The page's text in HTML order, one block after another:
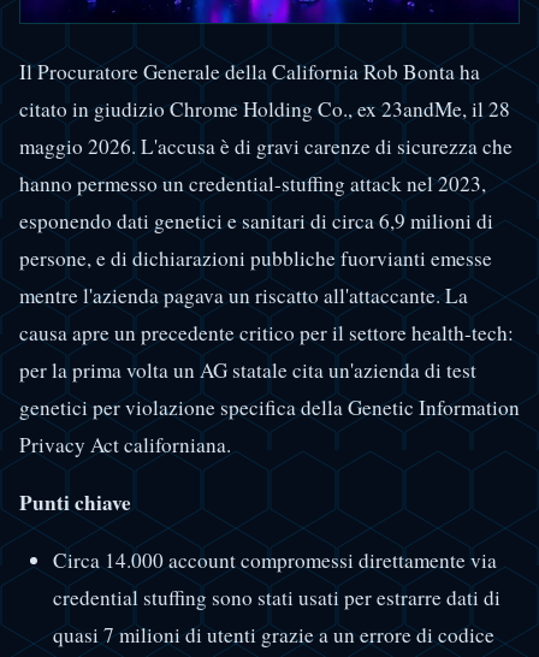
Il Procuratore Generale della California Rob Bonta ha
citato in giudizio Chrome Holding Co., ex 23andMe, il 28
maggio 2026. L'accusa è di gravi carenze di sicurezza che
hanno permesso un credential-stuffing attack nel 2023,
esponendo dati genetici e sanitari di circa 6,9 milioni di
persone, e di dichiarazioni pubbliche fuorvianti emesse
mentre l'azienda pagava un riscatto all'attaccante. La
causa apre un precedente critico per il settore health-tech:
per la prima volta un AG statale cita un'azienda di test
genetici per violazione specifica della Genetic Information
Privacy Act californiana.
Punti chiave
Circa 14.000 account compromessi direttamente via
credential stuffing sono stati usati per estrarre dati di
quasi 7 milioni di utenti grazie a un errore di codice